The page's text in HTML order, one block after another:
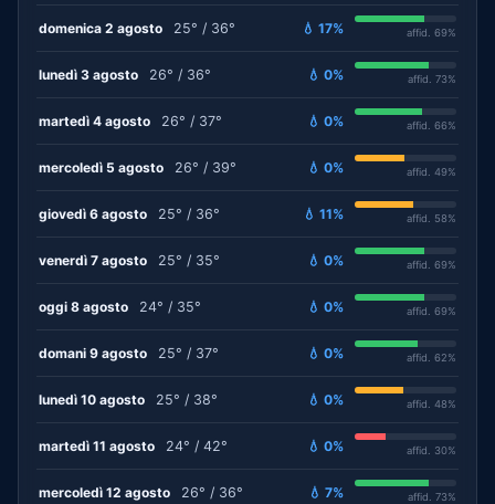
domenica 2 agosto 25° / 36° 💧 17% affid. 69%
lunedì 3 agosto 26° / 36° 💧 0% affid. 73%
martedì 4 agosto 26° / 37° 💧 0% affid. 66%
mercoledì 5 agosto 26° / 39° 💧 0% affid. 49%
giovedì 6 agosto 25° / 36° 💧 11% affid. 58%
venerdì 7 agosto 25° / 35° 💧 0% affid. 69%
oggi 8 agosto 24° / 35° 💧 0% affid. 69%
domani 9 agosto 25° / 37° 💧 0% affid. 62%
lunedì 10 agosto 25° / 38° 💧 0% affid. 48%
martedì 11 agosto 24° / 42° 💧 0% affid. 30%
mercoledì 12 agosto 26° / 36° 💧 7% affid. 73%